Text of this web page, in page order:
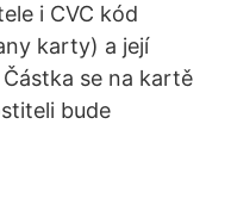
i CVC kód
karty) a její
se na kartě
bude